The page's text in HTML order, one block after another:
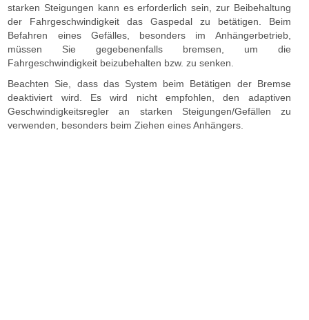
starken Steigungen kann es erforderlich sein, zur Beibehaltung
der Fahrgeschwindigkeit das Gaspedal zu betätigen. Beim
Befahren eines Gefälles, besonders im Anhängerbetrieb,
müssen Sie gegebenenfalls bremsen, um die
Fahrgeschwindigkeit beizubehalten bzw. zu senken.
Beachten Sie, dass das System beim Betätigen der Bremse
deaktiviert wird. Es wird nicht empfohlen, den adaptiven
Geschwindigkeitsregler an starken Steigungen/Gefällen zu
verwenden, besonders beim Ziehen eines Anhängers.